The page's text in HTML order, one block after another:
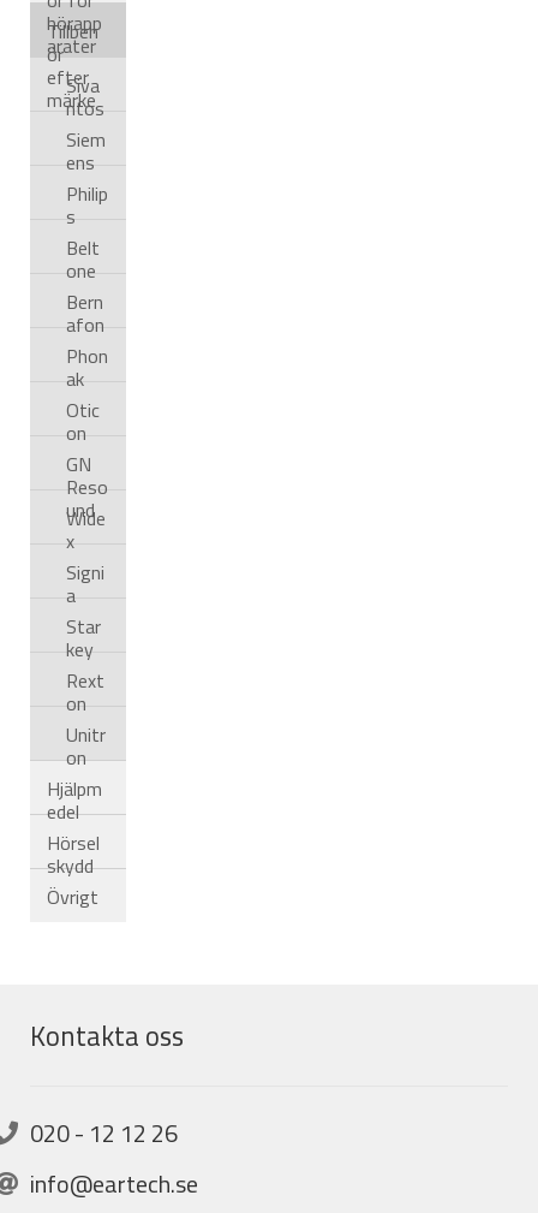
hörapp
arater
Tillbeh
ör
efter
märke
Siva
ntos
Siem
ens
Philip
s
Belt
one
Bern
afon
Phon
ak
Otic
on
GN
Reso
und
Wide
x
Signi
a
Star
key
Rext
on
Unitr
on
Hjälpm
edel
Hörsel
skydd
Övrigt
Kontakta oss
020 - 12 12 26
info@eartech.se